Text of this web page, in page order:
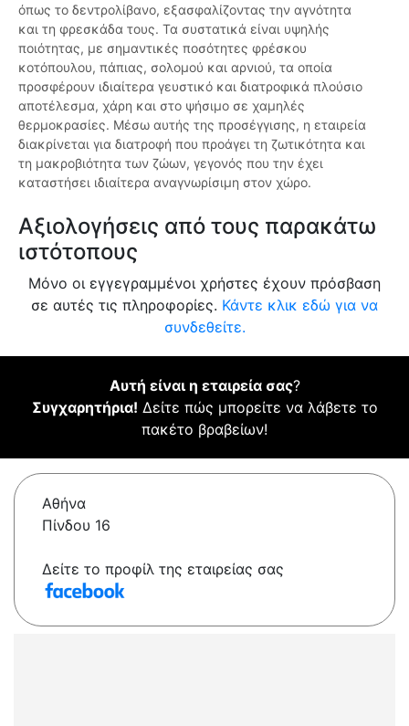
όπως το δεντρολίβανο, εξασφαλίζοντας την αγνότητα
και τη φρεσκάδα τους. Τα συστατικά είναι υψηλής
ποιότητας, με σημαντικές ποσότητες φρέσκου
κοτόπουλου, πάπιας, σολομού και αρνιού, τα οποία
προσφέρουν ιδιαίτερα γευστικό και διατροφικά πλούσιο
αποτέλεσμα, χάρη και στο ψήσιμο σε χαμηλές
θερμοκρασίες. Μέσω αυτής της προσέγγισης, η εταιρεία
διακρίνεται για διατροφή που προάγει τη ζωτικότητα και
τη μακροβιότητα των ζώων, γεγονός που την έχει
καταστήσει ιδιαίτερα αναγνωρίσιμη στον χώρο.
Αξιολογήσεις από τους παρακάτω
ιστότοπους
Μόνο οι εγγεγραμμένοι χρήστες έχουν πρόσβαση
σε αυτές τις πληροφορίες. Κάντε κλικ εδώ για να
συνδεθείτε.
Αυτή είναι η εταιρεία σας?
Συγχαρητήρια! Δείτε πώς μπορείτε να λάβετε το
πακέτο βραβείων!
Αθήνα
Πίνδου 16
Δείτε το προφίλ της εταιρείας σας